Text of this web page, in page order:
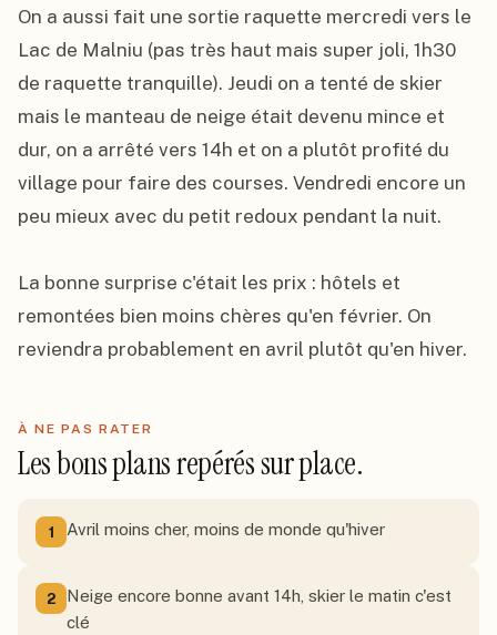
On a aussi fait une sortie raquette mercredi vers le
Lac de Malniu (pas très haut mais super joli, 1h30
de raquette tranquille). Jeudi on a tenté de skier
mais le manteau de neige était devenu mince et
dur, on a arrêté vers 14h et on a plutôt profité du
village pour faire des courses. Vendredi encore un
peu mieux avec du petit redoux pendant la nuit.
La bonne surprise c'était les prix : hôtels et
remontées bien moins chères qu'en février. On
reviendra probablement en avril plutôt qu'en hiver.
À NE PAS RATER
Les bons plans repérés sur place.
1 Avril moins cher, moins de monde qu'hiver
2
Neige encore bonne avant 14h, skier le matin c'est
clé